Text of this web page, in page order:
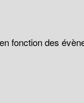
fonction des